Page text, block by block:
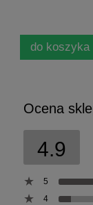
do koszyka
Ocena
4.9
5
4